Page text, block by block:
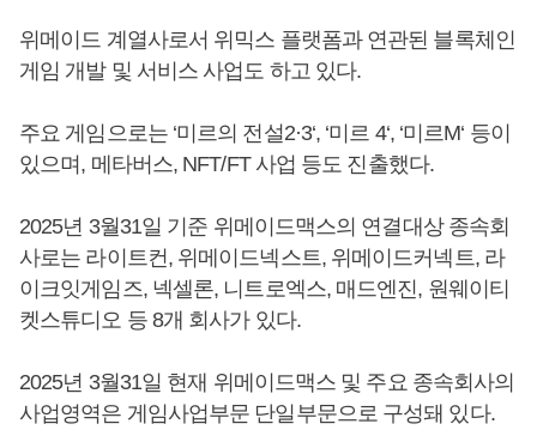
위메이드 계열사로서 위믹스 플랫폼과 연관된 블록체인
게임 개발 및 서비스 사업도 하고 있다.
주요 게임으로는 ‘미르의 전설2·3‘, ‘미르 4‘, ‘미르M‘ 등이
있으며, 메타버스, NFT/FT 사업 등도 진출했다.
2025년 3월31일 기준 위메이드맥스의 연결대상 종속회
사로는 라이트컨, 위메이드넥스트, 위메이드커넥트, 라
이크잇게임즈, 넥셀론, 니트로엑스, 매드엔진, 원웨이티
켓스튜디오 등 8개 회사가 있다.
2025년 3월31일 현재 위메이드맥스 및 주요 종속회사의
사업영역은 게임사업부문 단일부문으로 구성돼 있다.